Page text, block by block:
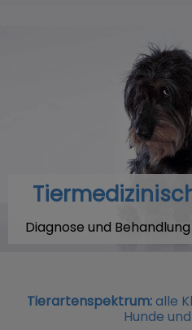
Diagnose und
Tierartenspektrum:alle
Hunde